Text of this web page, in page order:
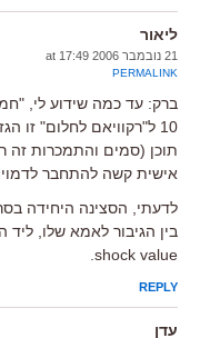
ליאור
21 נובמבר 2006 at 17:49
PERMALINK
ברק: עד כמה שידוע לי,
10 ל"רקוויאם לחלום" זו
תוכן (סמים והתמכרות זה
אישית קשה להתחבר
לדעתי, הסצינה היחידה
בין הגיבור לאמא שלו,
shock value.
REPLY
עדן